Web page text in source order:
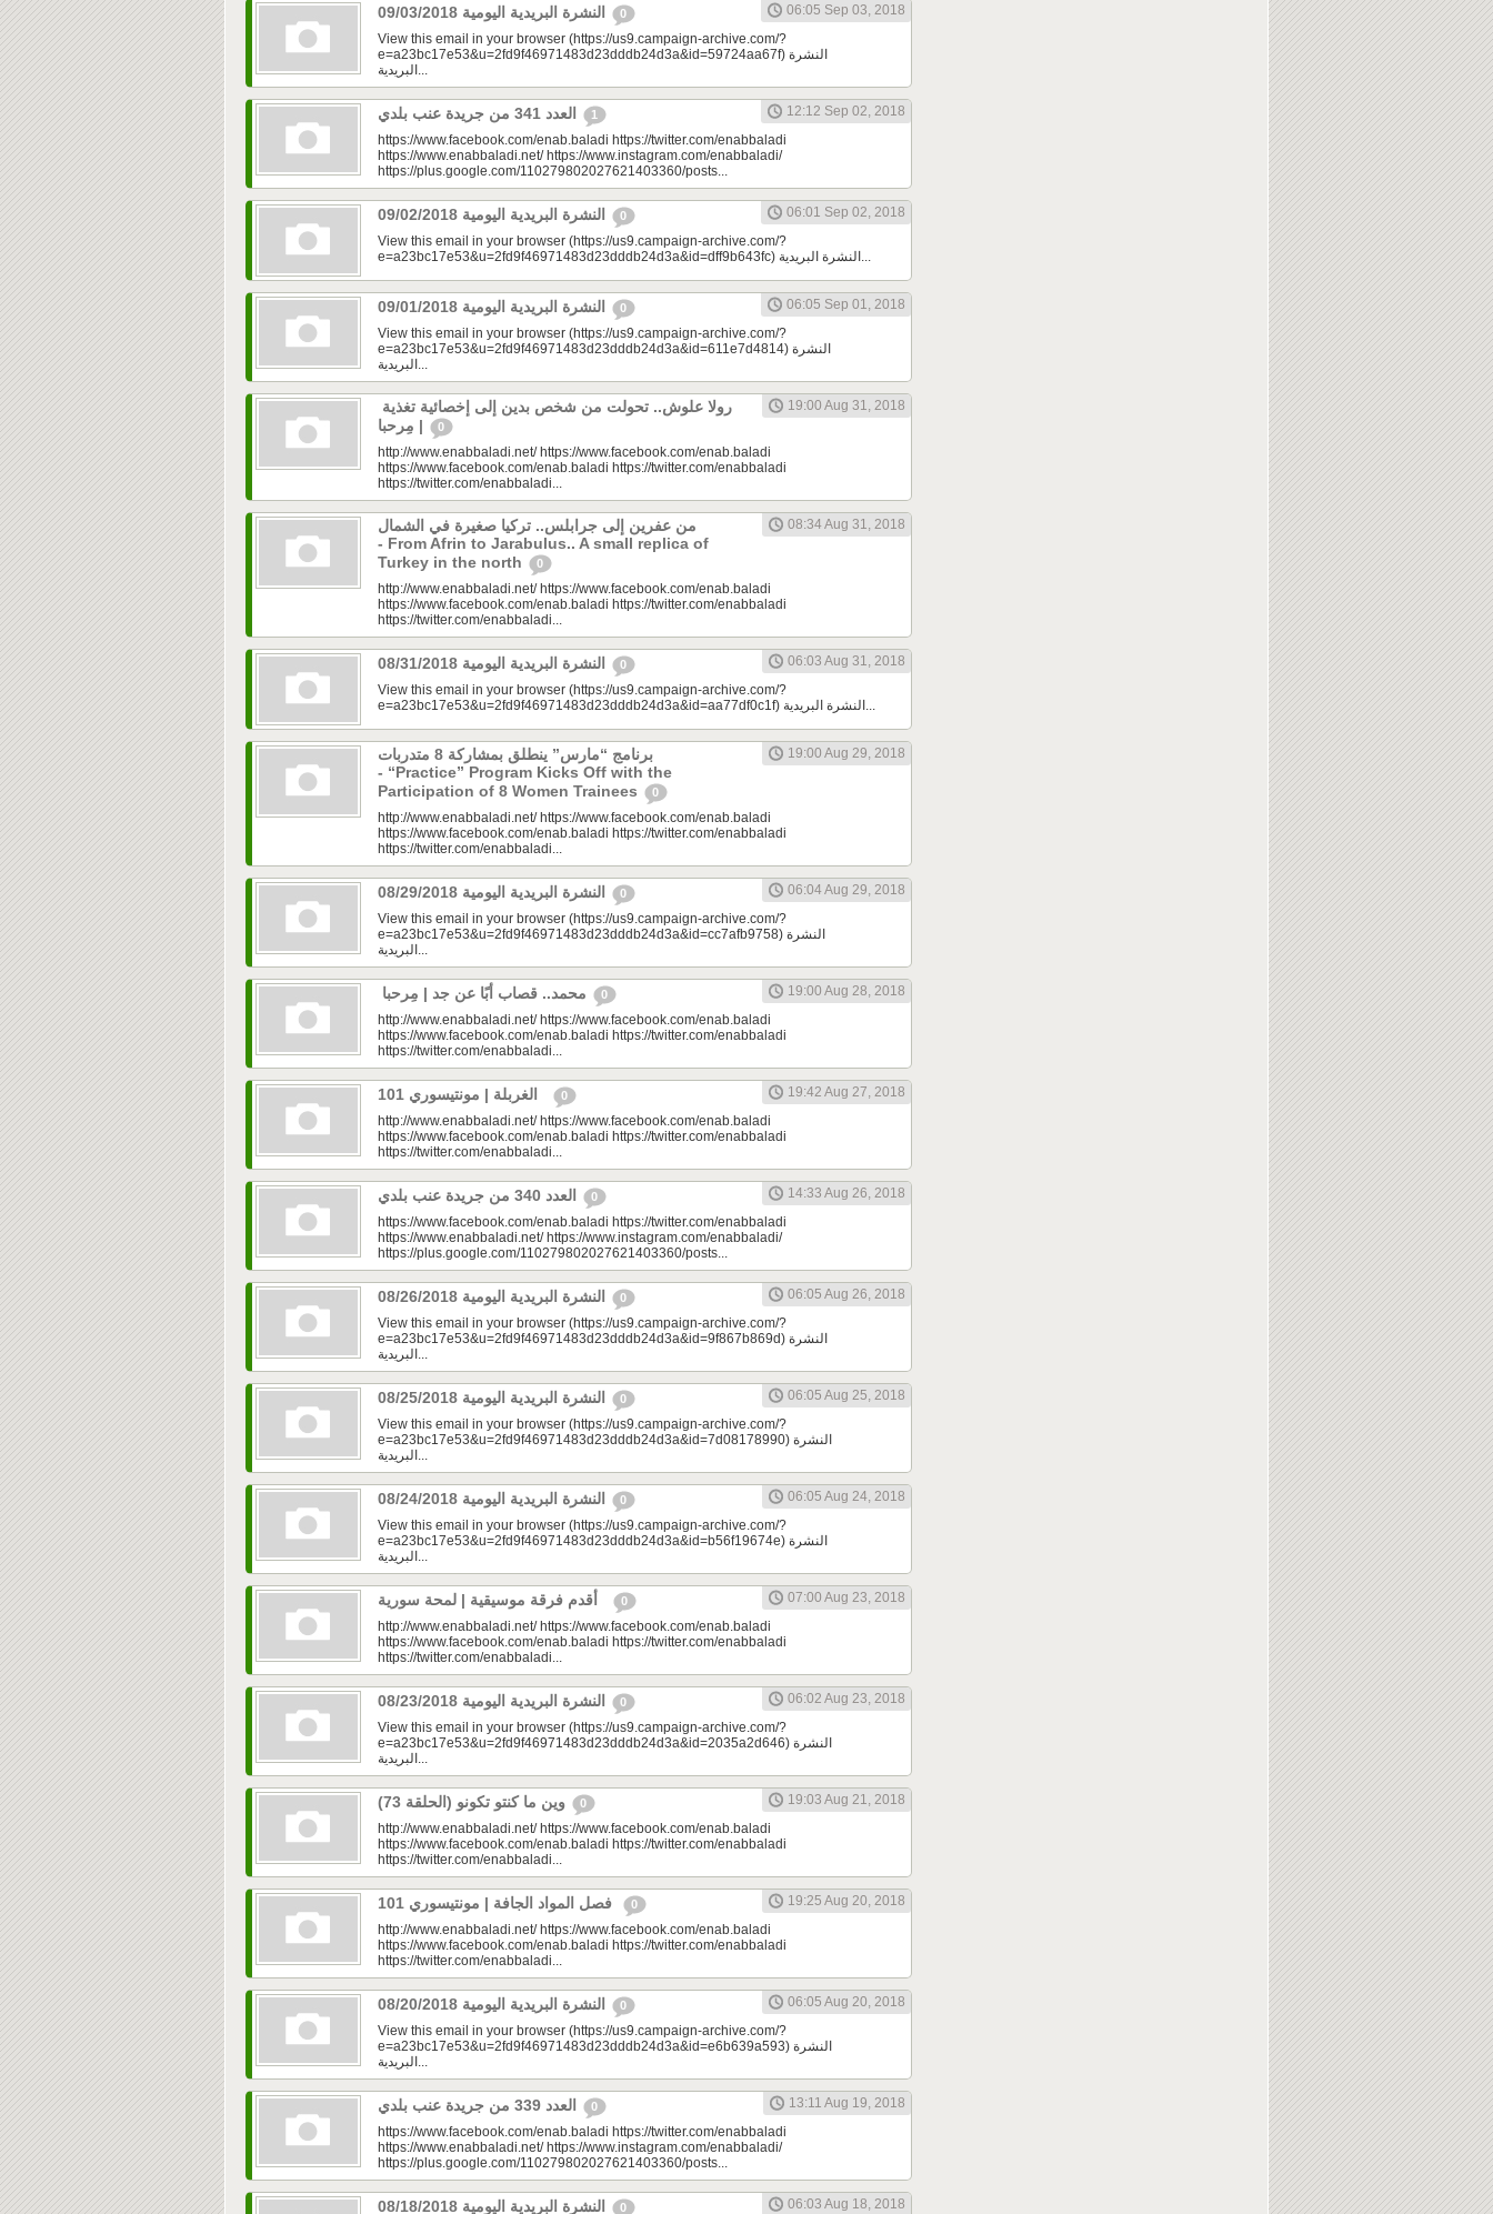
0
06:05 Sep 03, 2018
View this email in your browser (https://us9.campaign-archive.com/?
e=a23bc17e53&u=2fd9f46971483d23dddb24d3a&id=59724aa67f) النشرة
البريدية...
1
12:12 Sep 02, 2018
https://www.facebook.com/enab.baladi https://twitter.com/enabbaladi
https://www.enabbaladi.net/ https://www.instagram.com/enabbaladi/
https://plus.google.com/110279802027621403360/posts...
0
06:01 Sep 02, 2018
View this email in your browser (https://us9.campaign-archive.com/?
e=a23bc17e53&u=2fd9f46971483d23dddb24d3a&id=dff9b643fc) النشرة البريدية...
0
06:05 Sep 01, 2018
View this email in your browser (https://us9.campaign-archive.com/?
e=a23bc17e53&u=2fd9f46971483d23dddb24d3a&id=611e7d4814) النشرة
البريدية...
0
19:00 Aug 31, 2018
http://www.enabbaladi.net/ https://www.facebook.com/enab.baladi
https://www.facebook.com/enab.baladi https://twitter.com/enabbaladi
https://twitter.com/enabbaladi...
من عفرين إلى جرابلس.. تركيا صغيرة في الشمال
- From Afrin to Jarabulus.. A small replica of
Turkey in the north
0
08:34 Aug 31, 2018
http://www.enabbaladi.net/ https://www.facebook.com/enab.baladi
https://www.facebook.com/enab.baladi https://twitter.com/enabbaladi
https://twitter.com/enabbaladi...
0
06:03 Aug 31, 2018
View this email in your browser (https://us9.campaign-archive.com/?
e=a23bc17e53&u=2fd9f46971483d23dddb24d3a&id=aa77df0c1f) النشرة البريدية...
برنامج “مارس” ينطلق بمشاركة 8 متدربات
- “Practice” Program Kicks Off with the
Participation of 8 Women Trainees
0
19:00 Aug 29, 2018
http://www.enabbaladi.net/ https://www.facebook.com/enab.baladi
https://www.facebook.com/enab.baladi https://twitter.com/enabbaladi
https://twitter.com/enabbaladi...
0
06:04 Aug 29, 2018
View this email in your browser (https://us9.campaign-archive.com/?
e=a23bc17e53&u=2fd9f46971483d23dddb24d3a&id=cc7afb9758) النشرة
البريدية...
0
19:00 Aug 28, 2018
http://www.enabbaladi.net/ https://www.facebook.com/enab.baladi
https://www.facebook.com/enab.baladi https://twitter.com/enabbaladi
https://twitter.com/enabbaladi...
0
19:42 Aug 27, 2018
http://www.enabbaladi.net/ https://www.facebook.com/enab.baladi
https://www.facebook.com/enab.baladi https://twitter.com/enabbaladi
https://twitter.com/enabbaladi...
0
14:33 Aug 26, 2018
https://www.facebook.com/enab.baladi https://twitter.com/enabbaladi
https://www.enabbaladi.net/ https://www.instagram.com/enabbaladi/
https://plus.google.com/110279802027621403360/posts...
0
06:05 Aug 26, 2018
View this email in your browser (https://us9.campaign-archive.com/?
e=a23bc17e53&u=2fd9f46971483d23dddb24d3a&id=9f867b869d) النشرة
البريدية...
0
06:05 Aug 25, 2018
View this email in your browser (https://us9.campaign-archive.com/?
e=a23bc17e53&u=2fd9f46971483d23dddb24d3a&id=7d08178990) النشرة
البريدية...
0
06:05 Aug 24, 2018
View this email in your browser (https://us9.campaign-archive.com/?
e=a23bc17e53&u=2fd9f46971483d23dddb24d3a&id=b56f19674e) النشرة
البريدية...
0
07:00 Aug 23, 2018
http://www.enabbaladi.net/ https://www.facebook.com/enab.baladi
https://www.facebook.com/enab.baladi https://twitter.com/enabbaladi
https://twitter.com/enabbaladi...
0
06:02 Aug 23, 2018
View this email in your browser (https://us9.campaign-archive.com/?
e=a23bc17e53&u=2fd9f46971483d23dddb24d3a&id=2035a2d646) النشرة
البريدية...
0
19:03 Aug 21, 2018
http://www.enabbaladi.net/ https://www.facebook.com/enab.baladi
https://www.facebook.com/enab.baladi https://twitter.com/enabbaladi
https://twitter.com/enabbaladi...
0
19:25 Aug 20, 2018
http://www.enabbaladi.net/ https://www.facebook.com/enab.baladi
https://www.facebook.com/enab.baladi https://twitter.com/enabbaladi
https://twitter.com/enabbaladi...
0
06:05 Aug 20, 2018
View this email in your browser (https://us9.campaign-archive.com/?
e=a23bc17e53&u=2fd9f46971483d23dddb24d3a&id=e6b639a593) النشرة
البريدية...
0
13:11 Aug 19, 2018
https://www.facebook.com/enab.baladi https://twitter.com/enabbaladi
https://www.enabbaladi.net/ https://www.instagram.com/enabbaladi/
https://plus.google.com/110279802027621403360/posts...
0 06:03 Aug 18, 2018